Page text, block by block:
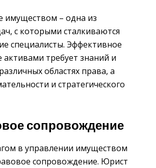
имуществом – одна из
с которыми сталкиваются
специалисты. Эффективное
активами требует знаний и
областях права, а
и стратегического
сопровождение
в управлении имуществом
сопровождение. Юрист